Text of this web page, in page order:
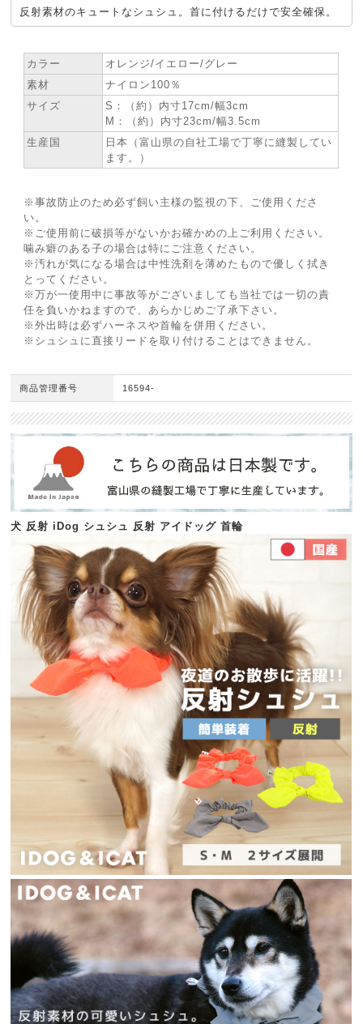
反射素材のキュートなシュシュ。首に付けるだけで安全確保。
カラー
オレンジ/イエロー/グレー
素材
ナイロン100％
サイズ
S：（約）内寸17cm/幅3cm
M：（約）内寸23cm/幅3.5cm
生産国
日本（富山県の自社工場で丁寧に縫製してい
ます。）
※事故防止のため必ず飼い主様の監視の下、ご使用くださ
い。
※ご使用前に破損等がないかお確かめの上ご利用ください。
噛み癖のある子の場合は特にご注意ください。
※汚れが気になる場合は中性洗剤を薄めたもので優しく拭き
とってください。
※万が一使用中に事故等がございましても当社では一切の責
任を負いかねますので、あらかじめご了承下さい。
※外出時は必ずハーネスや首輪を併用ください。
※シュシュに直接リードを取り付けることはできません。
商品管理番号 16594-
犬 反射 iDog シュシュ 反射 アイドッグ 首輪